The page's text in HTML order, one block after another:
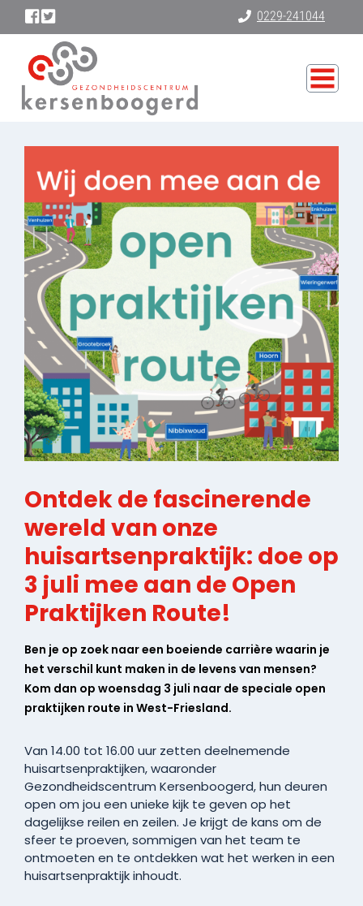
0229-241044
Ontdek de fascinerende
wereld van onze
huisartsenpraktijk: doe op
3 juli mee aan de Open
Praktijken Route!
Ben je op zoek naar een boeiende carrière waarin je
het verschil kunt maken in de levens van mensen?
Kom dan op woensdag 3 juli naar de speciale open
praktijken route in West-Friesland.
Van 14.00 tot 16.00 uur zetten deelnemende
huisartsenpraktijken, waaronder
Gezondheidscentrum Kersenboogerd, hun deuren
open om jou een unieke kijk te geven op het
dagelijkse reilen en zeilen. Je krijgt de kans om de
sfeer te proeven, sommigen van het team te
ontmoeten en te ontdekken wat het werken in een
huisartsenpraktijk inhoudt.